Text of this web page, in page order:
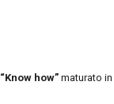
“Know how” maturato in